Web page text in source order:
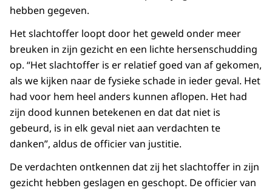
hebben gegeven.
Het slachtoffer loopt door het geweld onder meer
breuken in zijn gezicht en een lichte hersenschudding
op. “Het slachtoffer is er relatief goed van af gekomen,
als we kijken naar de fysieke schade in ieder geval. Het
had voor hem heel anders kunnen aflopen. Het had
zijn dood kunnen betekenen en dat dat niet is
gebeurd, is in elk geval niet aan verdachten te
danken”, aldus de officier van justitie.
De verdachten ontkennen dat zij het slachtoffer in zijn
gezicht hebben geslagen en geschopt. De officier van